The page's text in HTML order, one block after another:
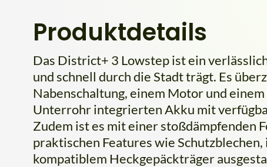
Produktdetails
Das District+ 3 Lowstep ist ein
und schnell durch die Stadt trägt. Es
Nabenschaltung, einem Motor und
Unterrohr integrierten Akku mit
Zudem ist es mit einer stoßdämpfenden
praktischen Features wie
kompatiblem Heckgepäckträger